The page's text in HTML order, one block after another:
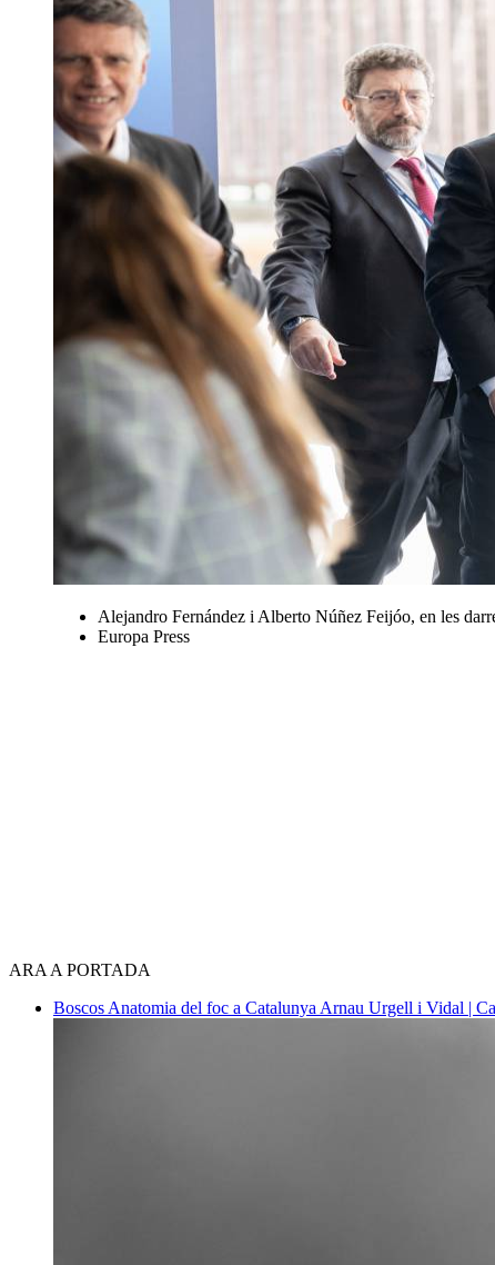
Alejandro Fernández i Alberto Núñez Feijóo, en les
Europa Press
ARA A PORTADA
Boscos Anatomia del foc a Catalunya Arnau Urgell i Vidal |